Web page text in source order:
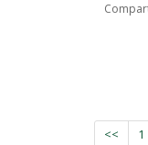
<< 1